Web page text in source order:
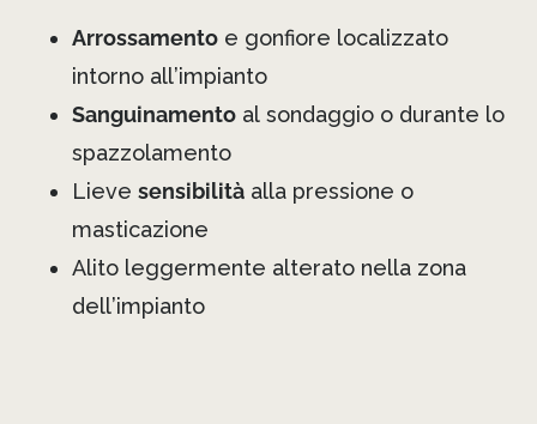
Arrossamento e gonfiore localizzato
intorno all’impianto
Sanguinamento al sondaggio o durante lo
spazzolamento
Lieve sensibilità alla pressione o
masticazione
Alito leggermente alterato nella zona
dell’impianto